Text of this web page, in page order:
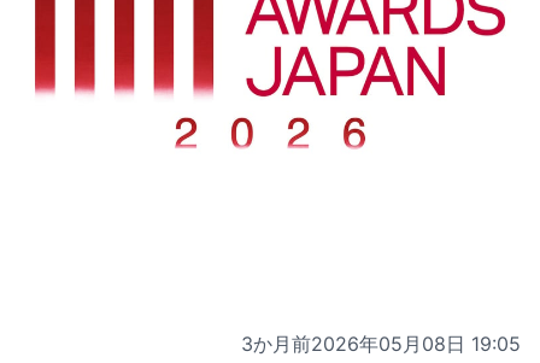
3か月前2026年05月08日 19:05